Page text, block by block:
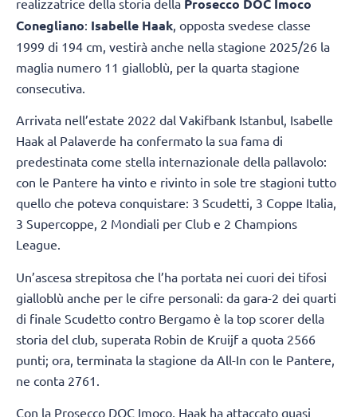
realizzatrice della storia della Prosecco DOC Imoco
Conegliano: Isabelle Haak, opposta svedese classe
1999 di 194 cm, vestirà anche nella stagione 2025/26 la
maglia numero 11 gialloblù, per la quarta stagione
consecutiva.
Arrivata nell’estate 2022 dal Vakifbank Istanbul, Isabelle
Haak al Palaverde ha confermato la sua fama di
predestinata come stella internazionale della pallavolo:
con le Pantere ha vinto e rivinto in sole tre stagioni tutto
quello che poteva conquistare: 3 Scudetti, 3 Coppe Italia,
3 Supercoppe, 2 Mondiali per Club e 2 Champions
League.
Un’ascesa strepitosa che l’ha portata nei cuori dei tifosi
gialloblù anche per le cifre personali: da gara-2 dei quarti
di finale Scudetto contro Bergamo è la top scorer della
storia del club, superata Robin de Kruijf a quota 2566
punti; ora, terminata la stagione da All-In con le Pantere,
ne conta 2761.
Con la Prosecco DOC Imoco, Haak ha attaccato quasi